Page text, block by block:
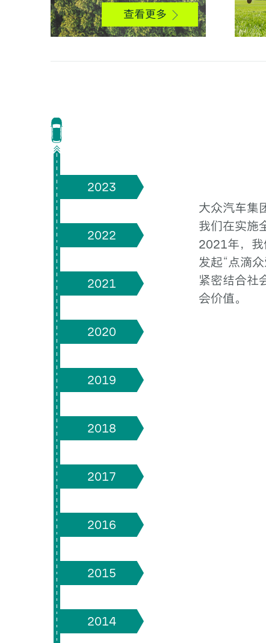
查看更多
2023
2022
2021
2020
2019
2018
2017
2016
2015
2014
大众汽车集
我们在实施
2021年，
发起“点滴
紧密结合社
会价值。